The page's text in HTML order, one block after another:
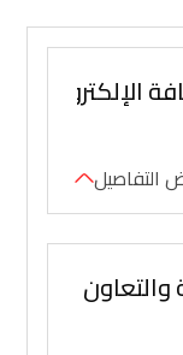
التفاصيل
الدولي